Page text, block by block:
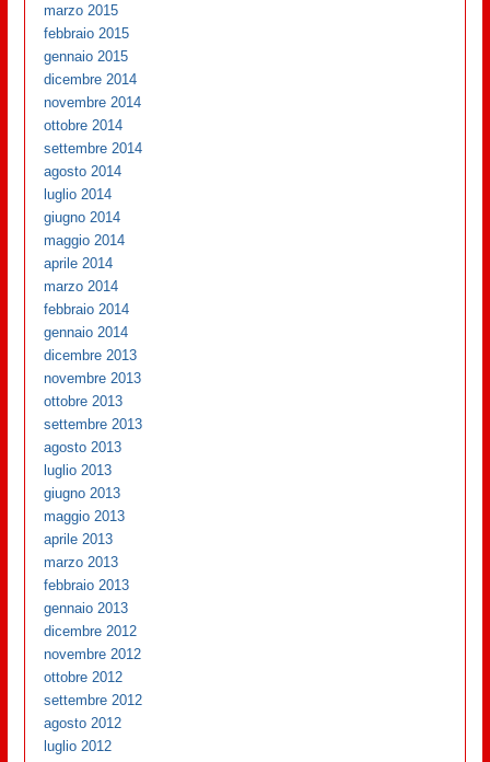
marzo 2015
febbraio 2015
gennaio 2015
dicembre 2014
novembre 2014
ottobre 2014
settembre 2014
agosto 2014
luglio 2014
giugno 2014
maggio 2014
aprile 2014
marzo 2014
febbraio 2014
gennaio 2014
dicembre 2013
novembre 2013
ottobre 2013
settembre 2013
agosto 2013
luglio 2013
giugno 2013
maggio 2013
aprile 2013
marzo 2013
febbraio 2013
gennaio 2013
dicembre 2012
novembre 2012
ottobre 2012
settembre 2012
agosto 2012
luglio 2012